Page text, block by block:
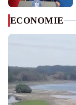
ECONOMIE